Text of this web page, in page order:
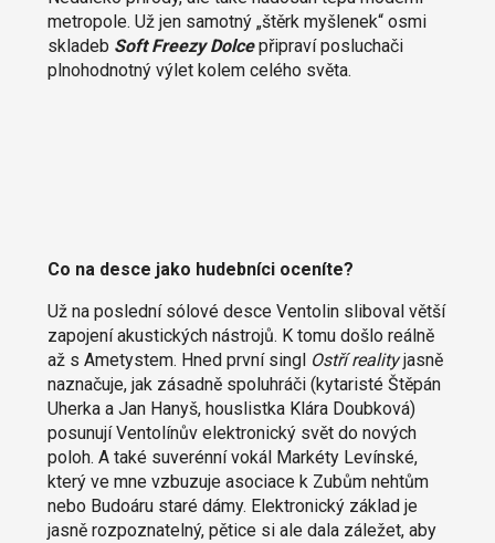
metropole. Už jen samotný „štěrk myšlenek“ osmi
skladeb Soft Freezy Dolcepřipraví posluchači
plnohodnotný výlet kolem celého světa.
Co na desce jako hudebníci oceníte?
Už na poslední sólové desce Ventolin sliboval větší
zapojení akustických nástrojů. K tomu došlo reálně
až s Ametystem. Hned první singl Ostří realityjasně
naznačuje, jak zásadně spoluhráči (kytaristé Štěpán
Uherka a Jan Hanyš, houslistka Klára Doubková)
posunují Ventolínův elektronický svět do nových
poloh. A také suverénní vokál Markéty Levínské,
který ve mne vzbuzuje asociace k Zubům nehtům
nebo Budoáru staré dámy. Elektronický základ je
jasně rozpoznatelný, pětice si ale dala záležet, aby